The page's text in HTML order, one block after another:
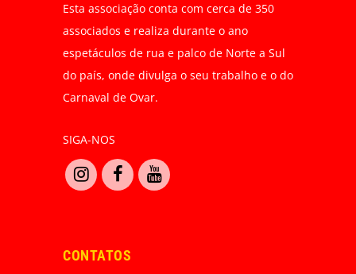
Esta associação conta com cerca de 350
associados e realiza durante o ano
espetáculos de rua e palco de Norte a Sul
do país, onde divulga o seu trabalho e o do
Carnaval de Ovar.
SIGA-NOS
CONTATOS